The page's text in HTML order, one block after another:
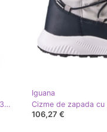
Cizme de zapada Iguana High 92800623547 bej cu membrana
Iguana
106,27 €